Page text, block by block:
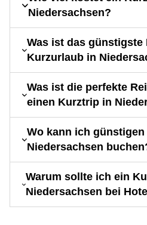
Niedersachsen?
Was ist das günstigste
Kurzurlaub in
Was ist die perfekte
einen Kurztrip in
Wo kann ich
Niedersachsen
Warum sollte ich ein
Niedersachsen bei